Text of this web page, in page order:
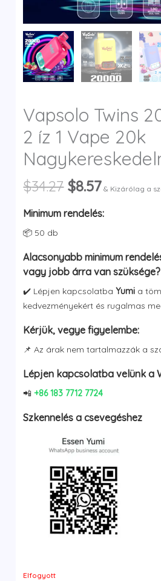
Vapsolo Twins
2 íz 1 Vape 20k
$34.27 Original
was:
$8.57Current
is:
& Kizárólag a
Minimum rendelés:
📦 50 db
Alacsonyabb minimum
vagy jobb árra van szüksége?
✔️ Lépjen kapcsolatbaYumi a
kedvezményekért és rugalmas
Kérjük, vegye figyelembe:
📌 Az árak nem tartalmazzák a
Lépjen kapcsolatba velünk a
📲+86 183 7712 7724
Szkennelés a csevegéshez
Elfogyott